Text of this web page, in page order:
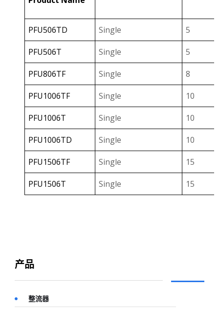
产品
整流器
PFU506TD Single 5
PFU506T Single 5
PFU806TF Single 8
PFU1006TF Single 10
PFU1006T Single 10
PFU1006TD Single 10
PFU1506TF Single 15
PFU1506T Single 15